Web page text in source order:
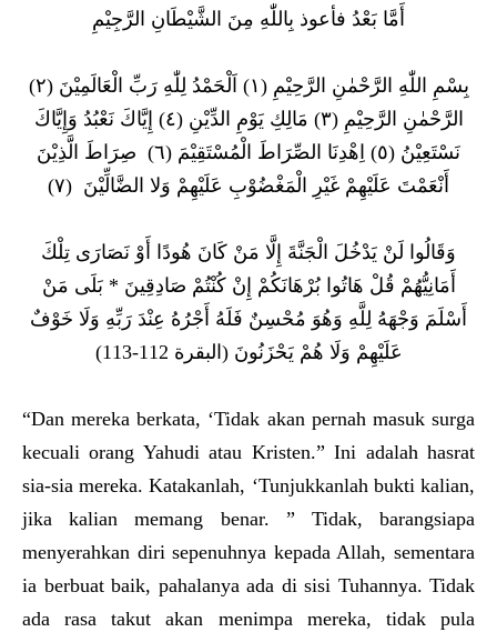
أَمَّا بَعْدُ فأعوذ بِاللّٰهِ مِنَ الشَّيْطَانِ الرَّجِيْمِ
بِسْمِ اللّٰهِ الرَّحْمٰنِ الرَّحِيْمِ (١) اَلْحَمْدُ لِلّٰهِ رَبِّ الْعَالَمِيْنَ (٢)
الرَّحْمٰنِ الرَّحِيْمِ (٣) مَالِكِ يَوْمِ الدِّيْنِ (٤) إِيَّاكَ نَعْبُدُ وَإِيَّاكَ
نَسْتَعِيْنُ (٥) اِهْدِنَا الصِّرَاطَ الْمُسْتَقِيْمَ (٦) صِرَاطَ الَّذِيْنَ
أَنْعَمْتَ عَلَيْهِمْ غَيْرِ الْمَغْضُوْبِ عَلَيْهِمْ وَلا الضَّالِّيْنَ (٧)
وَقَالُوا لَنْ يَدْخُلَ الْجَنَّةَ إِلَّا مَنْ كَانَ هُودًا أَوْ نَصَارَى تِلْكَ
أَمَانِيُّهُمْ قُلْ هَاتُوا بُرْهَانَكُمْ إِنْ كُنْتُمْ صَادِقِينَ * بَلَى مَنْ
أَسْلَمَ وَجْهَهُ لِلَّهِ وَهُوَ مُحْسِنٌ فَلَهُ أَجْرُهُ عِنْدَ رَبِّهِ وَلَا خَوْفٌ
عَلَيْهِمْ وَلَا هُمْ يَحْزَنُونَ (البقرة 112-113)
“Dan mereka berkata, ‘Tidak akan pernah masuk surga
kecuali orang Yahudi atau Kristen.” Ini adalah hasrat
sia-sia mereka. Katakanlah, ‘Tunjukkanlah bukti kalian,
jika kalian memang benar. ” Tidak, barangsiapa
menyerahkan diri sepenuhnya kepada Allah, sementara
ia berbuat baik, pahalanya ada di sisi Tuhannya. Tidak
ada rasa takut akan menimpa mereka, tidak pula